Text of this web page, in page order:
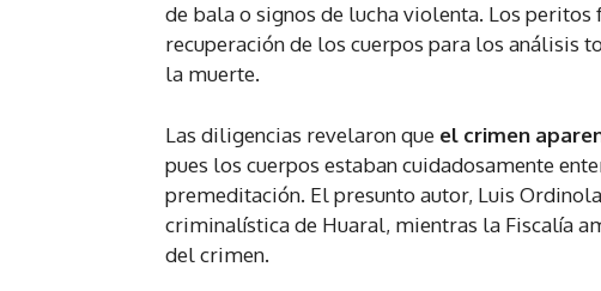
de bala o signos de lucha violenta. Los
recuperación de los cuerpos para los análisis
la muerte.
Las diligencias revelaron que el crimen
pues los cuerpos estaban cuidadosamente
premeditación. El presunto autor, Luis
criminalística de Huaral, mientras la Fiscalía
del crimen.